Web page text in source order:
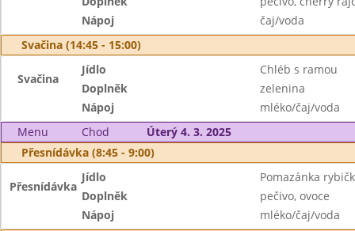
Nápoj
čaj/voda
Svačina (14:45 - 15:00)
Svačina
Jídlo
Chléb s ramou
Doplněk
zelenina
Nápoj
mléko/čaj/voda
Menu
Chod
Úterý 4. 3. 2025
Přesnídávka (8:45 - 9:00)
Přesnídávka
Jídlo
Pomazánka
Doplněk
pečivo, ovoce
Nápoj
mléko/čaj/voda